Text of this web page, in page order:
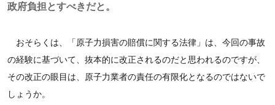
政府負担とすべきだと。
おそらくは、「原子力損害の賠償に関する法律」は、今回の事故
の経験に基づいて、抜本的に改正されるのだと思われるのですが、
その改正の眼目は、原子力業者の責任の有限化となるのではないで
しょうか。